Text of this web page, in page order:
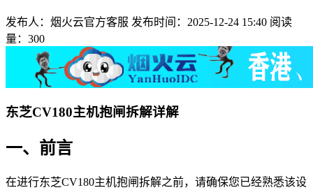
发布人：烟火云官方客服 发布时间：2025-12-24 15:40 阅读
量：300
东芝CV180主机抱闸拆解详解
一、前言
在进行东芝CV180主机抱闸拆解之前，请确保您已经熟悉该设